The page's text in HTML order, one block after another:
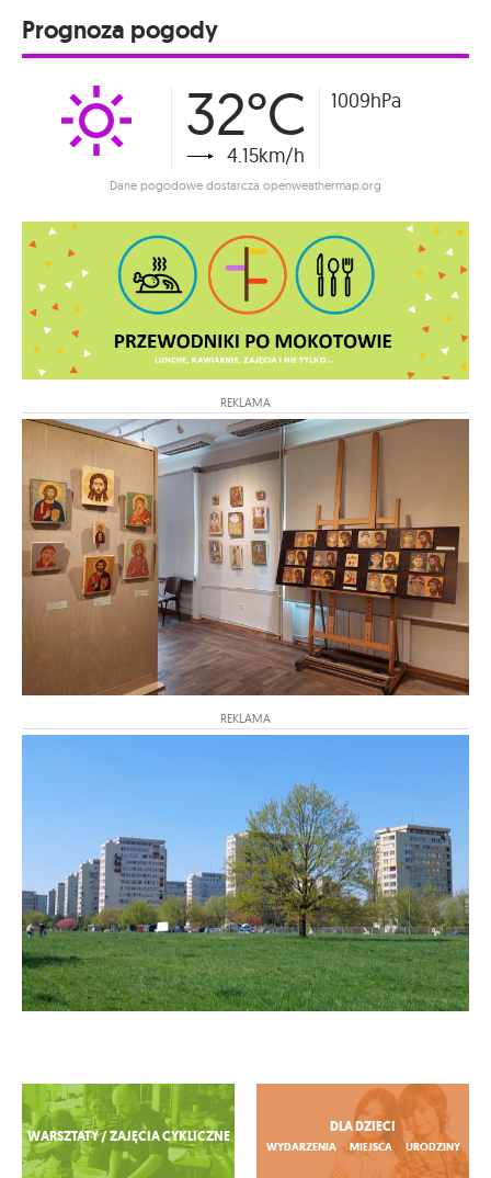
Prognoza pogody
32°C
4.15km/h
1009hPa
Dane pogodowe dostarcza openweathermap.org
REKLAMA
REKLAMA
Zobacz więcej
WARSZTATY / ZAJĘCIA CYKLICZNE
DLA DZIECI
WYDARZENIA MIEJSCA URODZINY